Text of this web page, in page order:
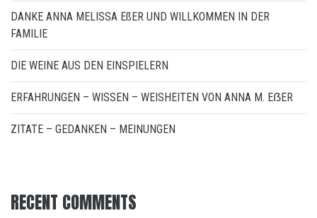
DANKE ANNA MELISSA EßER UND WILLKOMMEN IN DER
FAMILIE
DIE WEINE AUS DEN EINSPIELERN
ERFAHRUNGEN – WISSEN – WEISHEITEN VON ANNA M. EẞER
ZITATE – GEDANKEN – MEINUNGEN
RECENT COMMENTS